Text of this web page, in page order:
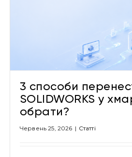
3 способи
SOLIDWORKS у
обрати?
Червень 25, 2026 | Cтатті